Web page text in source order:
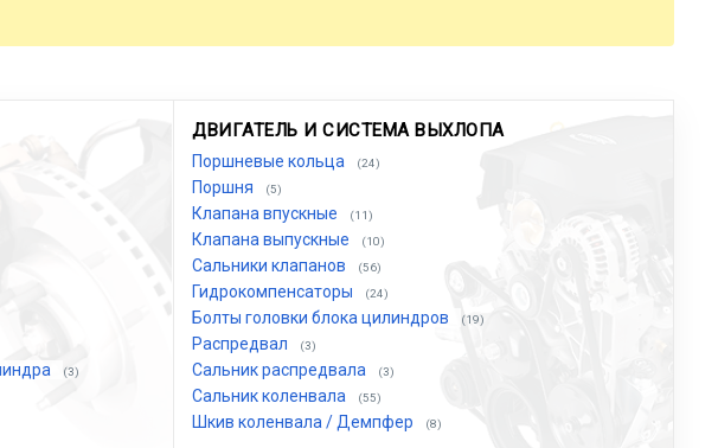
(3)
ДВИГАТЕЛЬ И СИСТЕМА ВЫХЛОПА
Поршневые кольца (24)
Поршня (5)
Клапана впускные (11)
Клапана выпускные (10)
Сальники клапанов (56)
Гидрокомпенсаторы (24)
Болты головки блока цилиндров (19)
Распредвал (3)
Сальник распредвала (3)
Сальник коленвала (55)
Шкив коленвала / Демпфер (8)